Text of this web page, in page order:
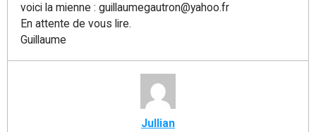
voici la mienne : guillaumegautron@yahoo.fr
En attente de vous lire.
Guillaume
Jullian